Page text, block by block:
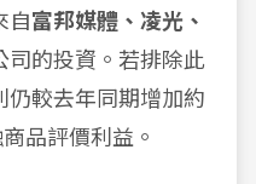
自富邦媒體、凌光、
司的投資。若排除此
仍較去年同期增加約
品評價利益。